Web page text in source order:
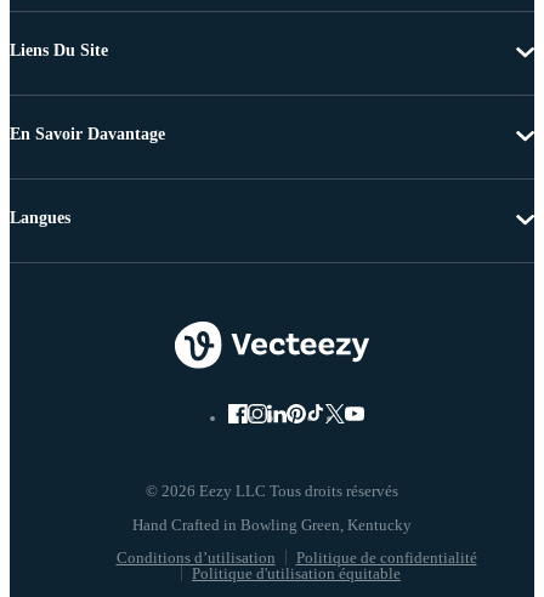
Liens Du Site
En Savoir Davantage
© 2026 Eezy LLC Tous droits réservés
Conditions d’utilisation
Politique de confidentialité
Politique d'utilisation équitable
Langues